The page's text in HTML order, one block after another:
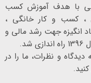
با هدف آموزش کسب
، کسب و کار خانگی ،
انگیزه جهت رشد مالی و
دیدگاه و نظرات، ما را در